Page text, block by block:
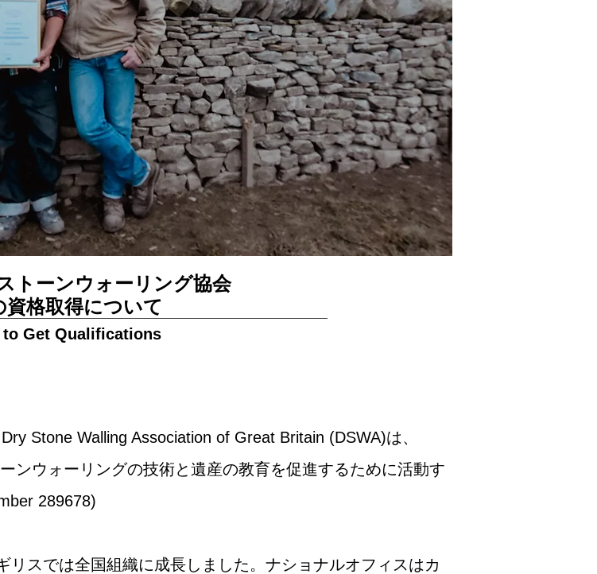
トーンウォーリング協会
資格取得について
to Get Qualifications
Stone Walling Association of Great Britain (DSWA)は、
ンウォーリングの技術と遺産の教育を促進するために活動す
289678)
リスでは全国組織に成長しました。ナショナルオフィスはカ